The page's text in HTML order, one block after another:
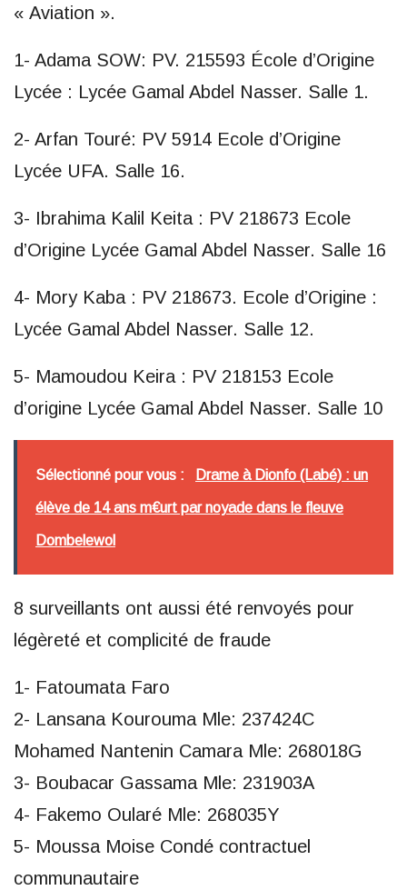
« Aviation ».
1- Adama SOW: PV. 215593 École d’Origine
Lycée : Lycée Gamal Abdel Nasser. Salle 1.
2- Arfan Touré: PV 5914 Ecole d’Origine
Lycée UFA. Salle 16.
3- Ibrahima Kalil Keita : PV 218673 Ecole
d’Origine Lycée Gamal Abdel Nasser. Salle 16
4- Mory Kaba : PV 218673. Ecole d’Origine :
Lycée Gamal Abdel Nasser. Salle 12.
5- Mamoudou Keira : PV 218153 Ecole
d’origine Lycée Gamal Abdel Nasser. Salle 10
Sélectionné pour vous : Drame à Dionfo (Labé) : un
élève de 14 ans m€urt par noyade dans le fleuve
Dombelewol
8 surveillants ont aussi été renvoyés pour
légèreté et complicité de fraude
1- Fatoumata Faro
2- Lansana Kourouma Mle: 237424C
Mohamed Nantenin Camara Mle: 268018G
3- Boubacar Gassama Mle: 231903A
4- Fakemo Oularé Mle: 268035Y
5- Moussa Moise Condé contractuel
communautaire